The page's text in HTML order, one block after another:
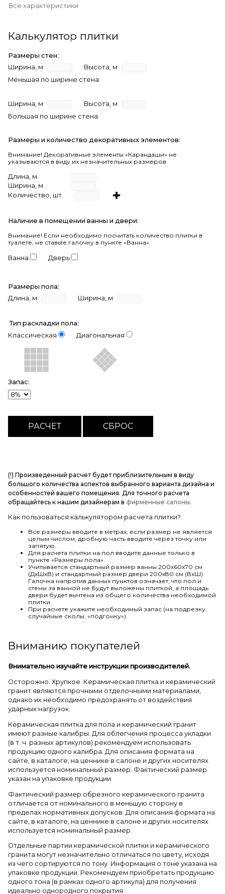
Все характеристики
Калькулятор плитки
Размеры стен:
Ширина, м
Высота, м
Меньшая по ширине стена
Ширина, м
Высота, м
Большая по ширине стена
Размеры и количество декоративных элементов:
Внимание! Декоративные элементы «Карандаши» не
указываются в виду их незначительных размеров.
Длина, м
Ширина, м
Количество, шт.
Наличие в помещении ванны и двери:
Внимание! Если необходимо посчитать количество плитки в
туалете, не ставьте галочку в пункте «Ванна».
Ванна Дверь
Размеры пола:
Длина, м
Ширина, м
Тип раскладки пола:
Классическая
Диагональная
Запас:
(!) Произведенный расчет будет приблизительным в виду
большого количества аспектов выбранного варианта дизайна и
особенностей вашего помещения. Для точного расчета
обращайтесь к нашим дизайнерам в фирменные салоны.
Как пользоваться калькулятором расчета плитки?
Все размеры вводите в метрах, если размер не является
целым числом, дробную часть вводите через точку или
запятую.
Для расчета плитки на пол вводите данные только в
пункте «Размеры пола».
Учитывается стандартный размер ванны 200х60х70 см
(ДхШхВ) и стандартный размер двери 200х80 см (ВхШ).
Галочка напротив данных пунктов означает, что пол и
стены за ванной не будут выложены плиткой, а площадь
двери будет вычтена из общего количества необходимой
плитки.
При расчете укажите необходимый запас (на подрезку,
случайные сколы, «подгонку»).
Вниманию покупателей
Внимательно изучайте инструкции производителей.
Осторожно. Хрупкое. Керамическая плитка и керамический
гранит являются прочными отделочными материалами,
однако их необходимо предохранять от воздействия
ударных нагрузок.
Керамическая плитка для пола и керамический гранит
имеют разные калибры. Для облегчения процесса укладки
(в т. ч. разных артикулов) рекомендуем использовать
продукцию одного калибра. Для описания формата на
сайте, в каталоге, на ценнике в салоне и других носителях
используется номинальный размер. Фактический размер
указан на упаковке продукции.
Фактический размер обрезного керамического гранита
отличается от номинального в меньшую сторону в
пределах нормативных допусков. Для описания формата на
сайте, в каталоге, на ценнике в салоне и других носителях
используется номинальный размер.
Отдельные партии керамической плитки и керамического
гранита могут незначительно отличаться по цвету, исходя
из чего сортируются по тону. Информация о тоне указана на
упаковке продукции. Рекомендуем приобретать продукцию
одного тона (в рамках одного артикула) для получения
идеально однородного покрытия.